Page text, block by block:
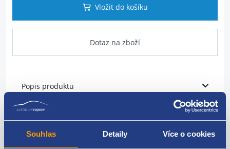
Souhlas Detaily Více o cookies
Vložit do košíku
Dotaz na zboží
Popis produktu
Vodní trubka chlazení
PSA original